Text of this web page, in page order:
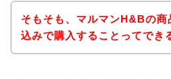
そもそも、マルマンH&Bの商
込みで購入することってでき